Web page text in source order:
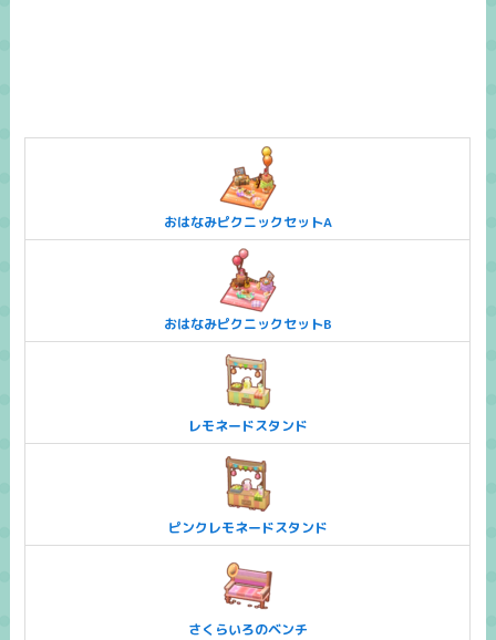
おはなみピクニックセットA
おはなみピクニックセットB
レモネードスタンド
ピンクレモネードスタンド
さくらいろのベンチ